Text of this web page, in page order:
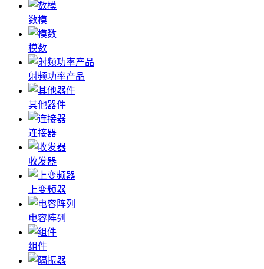
数模
模数
射频功率产品
其他器件
连接器
收发器
上变频器
电容阵列
组件